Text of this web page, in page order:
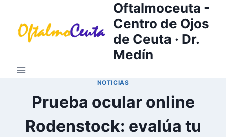
contenido
Oftalmoceuta -
Centro de Ojos
de Ceuta · Dr.
Medín
NOTICIAS
Prueba ocular online
Rodenstock: evalúa tu